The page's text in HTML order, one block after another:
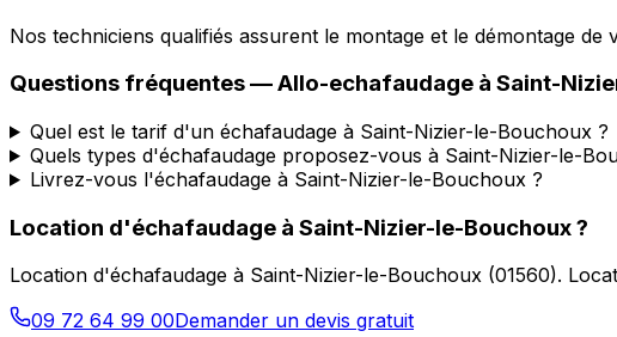
Nos techniciens qualifiés assurent le montage et le démontage
Questions fréquentes —Allo-echafaudage à Saint-
Quel est le tarif d'un échafaudage à Saint-Nizier-le-Bouchoux ?
Quels types d'échafaudage proposez-vous à Saint-Nizier-le-
Livrez-vous l'échafaudage à Saint-Nizier-le-Bouchoux ?
Location d'échafaudage à Saint-Nizier-le-Bouchoux?
Location d'échafaudage à Saint-Nizier-le-Bouchoux (01560).
09 72 64 99 00Demander un devis gratuit